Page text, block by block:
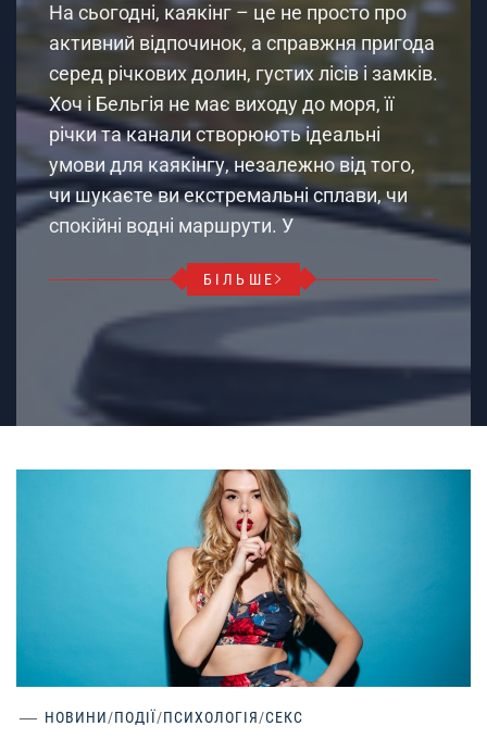
На сьогодні, каякінг – це не просто про
активний відпочинок, а справжня пригода
серед річкових долин, густих лісів і замків.
Хоч і Бельгія не має виходу до моря, її
річки та канали створюють ідеальні
умови для каякінгу, незалежно від того,
чи шукаєте ви екстремальні сплави, чи
спокійні водні маршрути. У
БІЛЬШЕ
НОВИНИ/ПОДІЇ/ПСИХОЛОГІЯ/СЕКС